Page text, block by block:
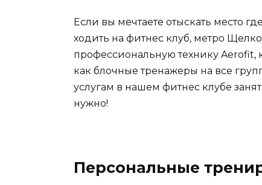
Если вы мечтаете отыскать место
ходить на фитнес клуб, метро
профессиональную технику Aerofit,
как блочные тренажеры на все
услугам в нашем фитнес клубе
нужно!
Персональные